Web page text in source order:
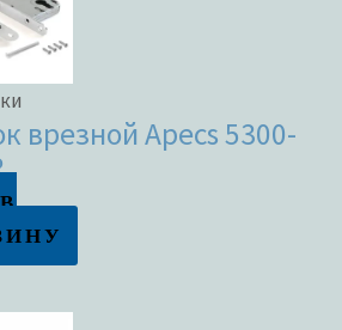
врезной Apecs 5300-
В